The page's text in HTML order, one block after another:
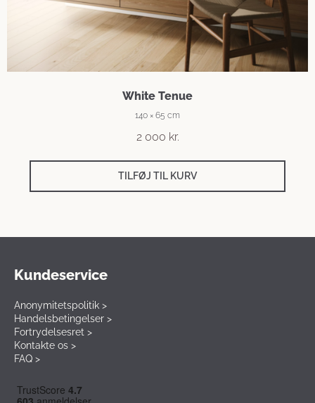
White Tenue
140 × 65 cm
2 000 kr.
TILFØJ TIL KURV
Kundeservice
Anonymitetspolitik >
Handelsbetingelser >
Fortrydelsesret >
Kontakte os >
FAQ >